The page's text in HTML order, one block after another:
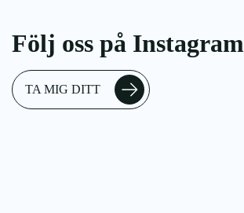
Följ oss på Instagram
TA MIG DITT